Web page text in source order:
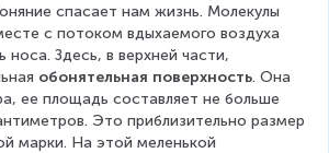
спасает нам жизнь. Молекулы
с потоком вдыхаемого воздуха
носа. Здесь, в верхней части,
обонятельная поверхность. Она
ее площадь составляет не больше
Это приблизительно размер
марки. На этой меленькой